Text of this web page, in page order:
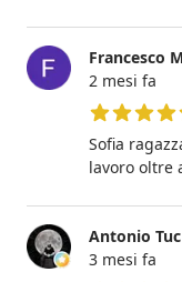
Francesco
2 mesi fa
5 su 5 stelle
Sofia
lavoro oltre
Antonio
3 mesi fa